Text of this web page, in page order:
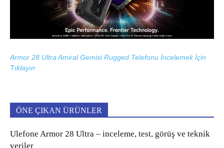
Armor 28 Ultra Amiral Gemisi Rugged Telefonu İncelemek İçin
Tıklayın
ÖNE ÇIKAN ÜRÜNLER
Ulefone Armor 28 Ultra – inceleme, test, görüş ve teknik
veriler